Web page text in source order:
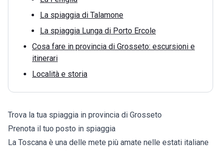
La spiaggia di Talamone
La spiaggia Lunga di Porto Ercole
Cosa fare in provincia di Grosseto: escursioni e
itinerari
Località e storia
Trova la tua spiaggia in provincia di Grosseto
Prenota il tuo posto in spiaggia
La Toscana è una delle mete più amate nelle estati italiane